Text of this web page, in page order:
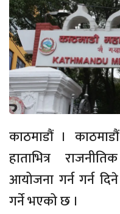
काठमाडौं ।
हाताभित्र
आयोजना गर्न गर्न
गर्ने भएको छ ।